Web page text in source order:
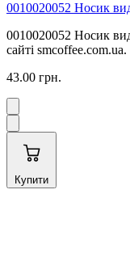
0010020052 Носик
0010020052 Носик
сайті
43.00 грн.
Купити